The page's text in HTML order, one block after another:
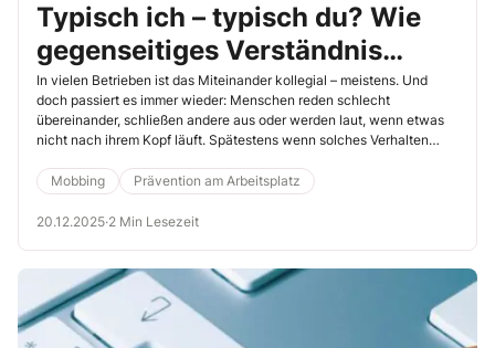
Typisch ich – typisch du? Wie
gegenseitiges Verständnis
Konflikten und Mobbing
vorbeugt
In vielen Betrieben ist das Miteinander kollegial – meistens. Und
doch passiert es immer wieder: Menschen reden schlecht
übereinander, schließen andere aus oder werden laut, wenn etwas
nicht nach ihrem Kopf läuft. Spätestens wenn solches Verhalten
Betroffenen reichen von psychischer Belastung bis hin zur
Berufsunfähigkeit. Auch für das Team und den Betrieb hat Mobbing
einen hohen Preis: Die Produktivität sinkt, die Stimmung kippt, die
Präventionsmaßnahme.
Mobbing Prävention am Arbeitsplatz
20.12.2025·2 Min Lesezeit